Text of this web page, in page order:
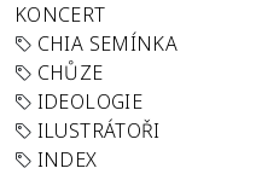
KONCERT
CHIA SEMÍNKA
CHŮZE
IDEOLOGIE
ILUSTRÁTOŘI
INDEX